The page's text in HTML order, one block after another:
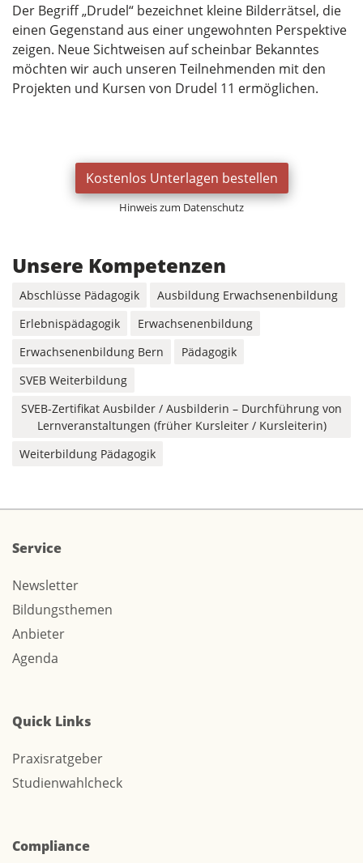
Der Begriff „Drudel“ bezeichnet kleine Bilderrätsel, die
einen Gegenstand aus einer ungewohnten Perspektive
zeigen. Neue Sichtweisen auf scheinbar Bekanntes
möchten wir auch unseren Teilnehmenden mit den
Projekten und Kursen von Drudel 11 ermöglichen.
Kostenlos Unterlagen bestellen
Hinweis zum Datenschutz
Unsere Kompetenzen
Abschlüsse Pädagogik
Ausbildung Erwachsenenbildung
Erlebnispädagogik
Erwachsenenbildung
Erwachsenenbildung Bern
Pädagogik
SVEB Weiterbildung
SVEB-Zertifikat Ausbilder / Ausbilderin – Durchführung von
Lernveranstaltungen (früher Kursleiter / Kursleiterin)
Weiterbildung Pädagogik
Service
Newsletter
Bildungsthemen
Anbieter
Agenda
Quick Links
Praxisratgeber
Studienwahlcheck
Compliance